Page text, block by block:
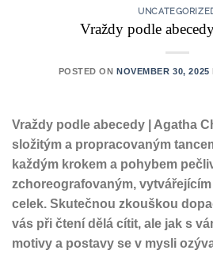
Vraždy podle
POSTED ONNOVEMBER 30, 2025
Vraždy podle abecedy | Agatha
složitým a propracovaným
každým krokem a pohybem
zchoreografovaným,
celek. Skutečnou zkouškou
vás při čtení dělá cítit, ale jak s
motivy a postavy se v mysli